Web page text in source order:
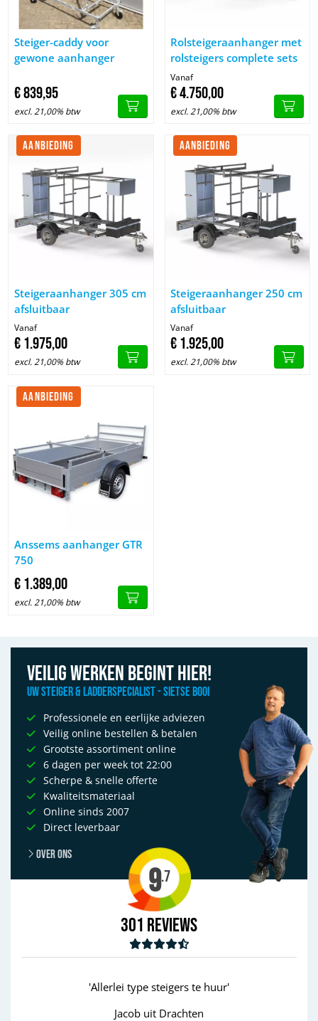
Afbeelding Steiger-caddy voor gewone aanhanger
Steiger-caddy voor
gewone aanhanger
€839,95
excl. 21,00% btw
Afbeelding
Rolsteigeraanhanger met
rolsteigers complete sets
Vanaf
€4.750,00
excl. 21,00% btw
AANBIEDING
Afbeelding Steigeraanhanger 305 cm afsluitbaar
Steigeraanhanger 305 cm
afsluitbaar
Vanaf
€1.975,00
excl. 21,00% btw
AANBIEDING
Afbeelding Steigeraanhanger
Steigeraanhanger 250 cm
afsluitbaar
Vanaf
€1.925,00
excl. 21,00% btw
AANBIEDING
Afbeelding Anssems aanhanger GTR 750
Anssems aanhanger GTR
750
€1.389,00
excl. 21,00% btw
Veilig werken begint hier!
Uw Steiger & Ladderspecialist - Sietse Booi
Professionele en eerlijke adviezen
Veilig online bestellen & betalen
Grootste assortiment online
6 dagen per week tot 22:00
Scherpe & snelle offerte
Kwaliteitsmateriaal
Online sinds 2007
Direct leverbaar
Over ons
9.7
301 Reviews
'Allerlei type steigers te huur'
Jacob uit Drachten